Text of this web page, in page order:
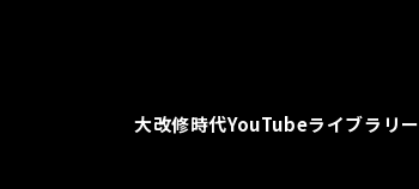
大改修時代YouTubeライブラリー